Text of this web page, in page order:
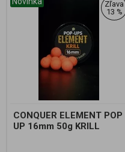
Zľava
13 %
CONQUER ELEMENT POP
UP 16mm 50g KRILL